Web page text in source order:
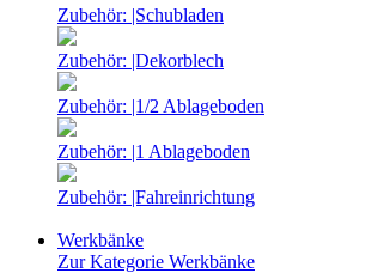
Zubehör: |Schubladen
Zubehör: |Dekorblech
Zubehör: |1/2 Ablageboden
Zubehör: |1 Ablageboden
Zubehör: |Fahreinrichtung
Werkbänke
Zur Kategorie Werkbänke